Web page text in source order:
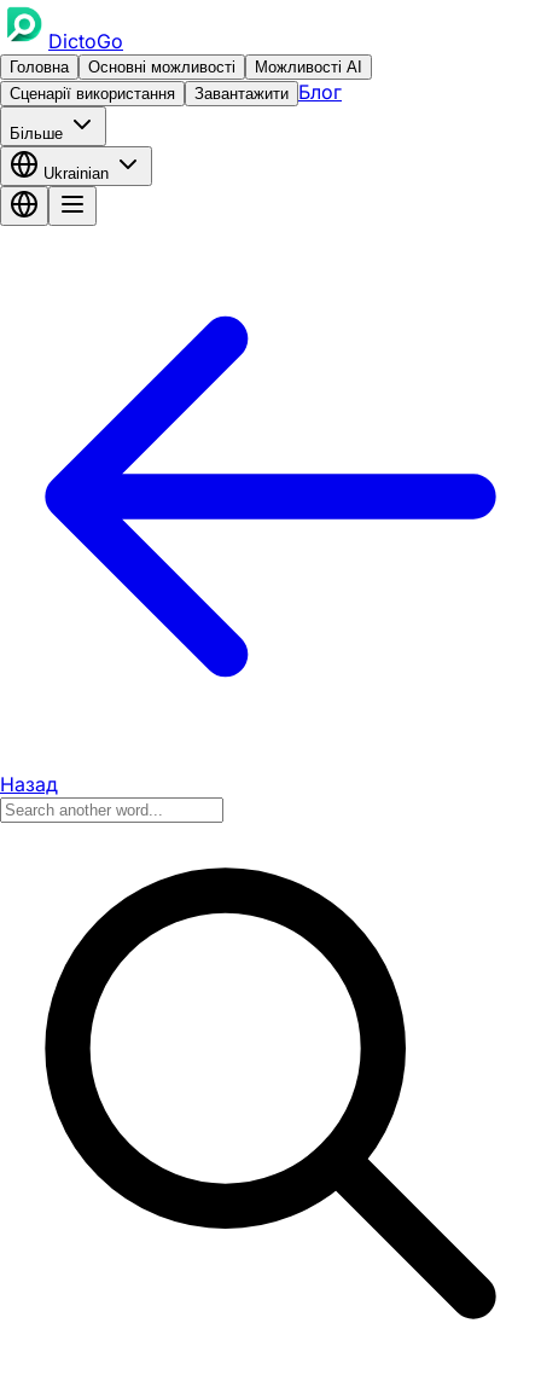
DictoGo
Головна Основні можливості
Можливості AI
Сценарії використання
Завантажити Блог
Більше
Ukrainian
Назад